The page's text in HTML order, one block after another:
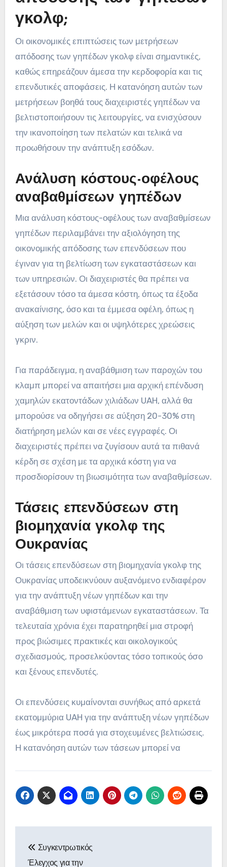
γκολφ;
Οι οικονομικές επιπτώσεις των μετρήσεων
απόδοσης των γηπέδων γκολφ είναι σημαντικές,
καθώς επηρεάζουν άμεσα την κερδοφορία και τις
επενδυτικές αποφάσεις. Η κατανόηση αυτών των
μετρήσεων βοηθά τους διαχειριστές γηπέδων να
βελτιστοποιήσουν τις λειτουργίες, να ενισχύσουν
την ικανοποίηση των πελατών και τελικά να
προωθήσουν την ανάπτυξη εσόδων.
Ανάλυση κόστους-οφέλους
αναβαθμίσεων γηπέδων
Μια ανάλυση κόστους-οφέλους των αναβαθμίσεων
γηπέδων περιλαμβάνει την αξιολόγηση της
οικονομικής απόδοσης των επενδύσεων που
έγιναν για τη βελτίωση των εγκαταστάσεων και
των υπηρεσιών. Οι διαχειριστές θα πρέπει να
εξετάσουν τόσο τα άμεσα κόστη, όπως τα έξοδα
ανακαίνισης, όσο και τα έμμεσα οφέλη, όπως η
αύξηση των μελών και οι υψηλότερες χρεώσεις
γκριν.
Για παράδειγμα, η αναβάθμιση των παροχών του
κλαμπ μπορεί να απαιτήσει μια αρχική επένδυση
χαμηλών εκατοντάδων χιλιάδων UAH, αλλά θα
μπορούσε να οδηγήσει σε αύξηση 20-30% στη
διατήρηση μελών και σε νέες εγγραφές. Οι
διαχειριστές πρέπει να ζυγίσουν αυτά τα πιθανά
κέρδη σε σχέση με τα αρχικά κόστη για να
προσδιορίσουν τη βιωσιμότητα των αναβαθμίσεων.
Τάσεις επενδύσεων στη
βιομηχανία γκολφ της
Ουκρανίας
Οι τάσεις επενδύσεων στη βιομηχανία γκολφ της
Ουκρανίας υποδεικνύουν αυξανόμενο ενδιαφέρον
για την ανάπτυξη νέων γηπέδων και την
αναβάθμιση των υφιστάμενων εγκαταστάσεων. Τα
τελευταία χρόνια έχει παρατηρηθεί μια στροφή
προς βιώσιμες πρακτικές και οικολογικούς
σχεδιασμούς, προσελκύοντας τόσο τοπικούς όσο
και ξένους επενδυτές.
Οι επενδύσεις κυμαίνονται συνήθως από αρκετά
εκατομμύρια UAH για την ανάπτυξη νέων γηπέδων
έως μικρότερα ποσά για στοχευμένες βελτιώσεις.
Η κατανόηση αυτών των τάσεων μπορεί να
navigation
Συγκεντρωτικός
Έλεγχος για την